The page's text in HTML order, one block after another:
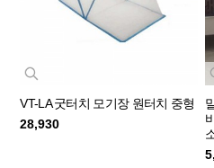
VT-LA 굿터치 모기장 원터치 중형
28,930